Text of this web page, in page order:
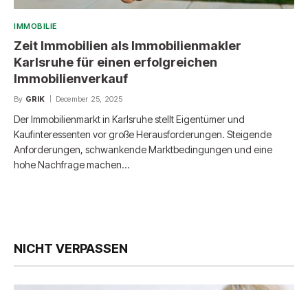
IMMOBILIE
Zeit Immobilien als Immobilienmakler
Karlsruhe für einen erfolgreichen
Immobilienverkauf
By GRIK December 25, 2025
Der Immobilienmarkt in Karlsruhe stellt Eigentümer und
Kaufinteressenten vor große Herausforderungen. Steigende
Anforderungen, schwankende Marktbedingungen und eine
hohe Nachfrage machen…
NICHT VERPASSEN